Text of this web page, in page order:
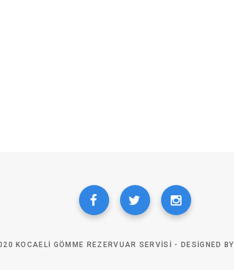
KOCAELI GÖMME REZERVUAR SERVISI - DESIGNED BY